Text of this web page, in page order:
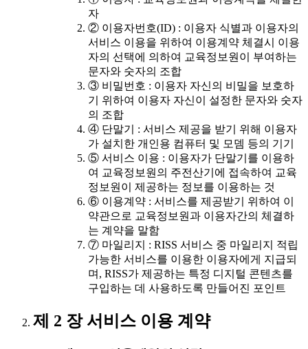
자
② 이용자번호(ID) : 이용자 식별과 이용자의
서비스 이용을 위하여 이용계약 체결시 이용
자의 선택에 의하여 교육정보원이 부여하는
문자와 숫자의 조합
③ 비밀번호 : 이용자 자신의 비밀을 보호하
기 위하여 이용자 자신이 설정한 문자와 숫자
의 조합
④ 단말기 : 서비스 제공을 받기 위해 이용자
가 설치한 개인용 컴퓨터 및 모뎀 등의 기기
⑤ 서비스 이용 : 이용자가 단말기를 이용하
여 교육정보원의 주전산기에 접속하여 교육
정보원이 제공하는 정보를 이용하는 것
⑥ 이용계약 : 서비스를 제공받기 위하여 이
약관으로 교육정보원과 이용자간의 체결하
는 계약을 말함
⑦ 마일리지 : RISS 서비스 중 마일리지 적립
가능한 서비스를 이용한 이용자에게 지급되
며, RISS가 제공하는 특정 디지털 콘텐츠를
구입하는 데 사용하도록 만들어진 포인트
제 2 장 서비스 이용 계약